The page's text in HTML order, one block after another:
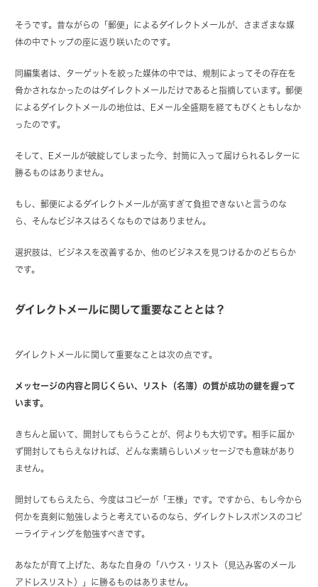
そうです。昔ながらの「郵便」によるダイレクトメールが、さまざまな媒
体の中でトップの座に返り咲いたのです。
同編集者は、ターゲットを絞った媒体の中では、規制によってその存在を
脅かされなかったのはダイレクトメールだけであると指摘しています。郵便
によるダイレクトメールの地位は、Eメール全盛期を経てもびくともしなか
ったのです。
そして、Eメールが破綻してしまった今、封筒に入って届けられるレターに
勝るものはありません。
もし、郵便によるダイレクトメールが高すぎて負担できないと言うのな
ら、そんなビジネスはろくなものではありません。
選択肢は、ビジネスを改善するか、他のビジネスを見つけるかのどちらか
です。
ダイレクトメールに関して重要なこととは？
ダイレクトメールに関して重要なことは次の点です。
メッセージの内容と同じくらい、リスト（名簿）の質が成功の鍵を握って
います。
きちんと届いて、開封してもらうことが、何よりも大切です。相手に届か
ず開封してもらえなければ、どんな素晴らしいメッセージでも意味があり
ません。
開封してもらえたら、今度はコピーが「王様」です。ですから、もし今から
何かを真剣に勉強しようと考えているのなら、ダイレクトレスポンスのコピ
ーライティングを勉強すべきです。
あなたが育て上げた、あなた自身の「ハウス・リスト（見込み客のメール
アドレスリスト）」に勝るものはありません。